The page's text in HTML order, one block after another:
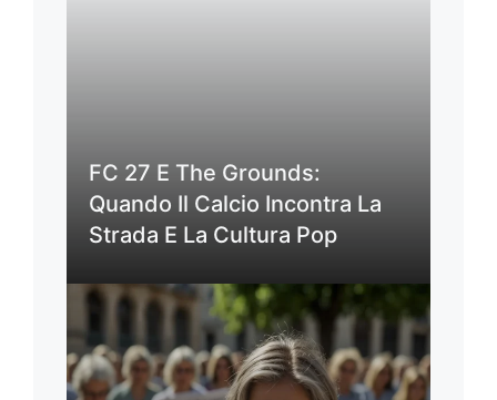
FC 27 E The Grounds:
Quando Il Calcio Incontra La
Strada E La Cultura Pop